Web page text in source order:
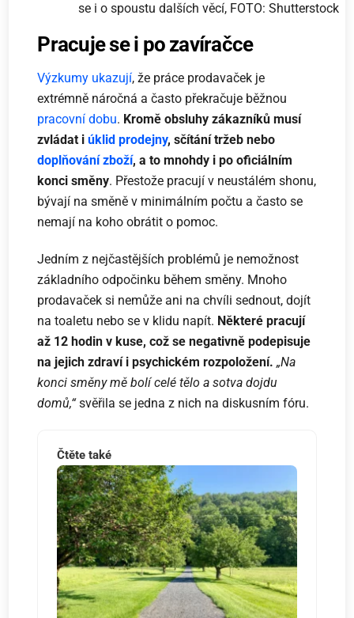
se i o spoustu dalších věcí, FOTO: Shutterstock
Pracuje se i po zavíračce
Výzkumy ukazují, že práce prodavaček je
extrémně náročná a často překračuje běžnou
pracovní dobu. Kromě obsluhy zákazníků musí
zvládat iúklid prodejny, sčítání tržeb nebo
doplňování zboží, a to mnohdy i po oficiálním
konci směny. Přestože pracují v neustálém shonu,
bývají na směně v minimálním počtu a často se
nemají na koho obrátit o pomoc.
Jedním z nejčastějších problémů je nemožnost
základního odpočinku během směny. Mnoho
prodavaček si nemůže ani na chvíli sednout, dojít
na toaletu nebo se v klidu napít. Některé pracují
až 12 hodin v kuse, což se negativně podepisuje
na jejich zdraví i psychickém rozpoložení. „Na
konci směny mě bolí celé tělo a sotva dojdu
domů,“svěřila se jedna z nich na diskusním fóru.
Čtěte také